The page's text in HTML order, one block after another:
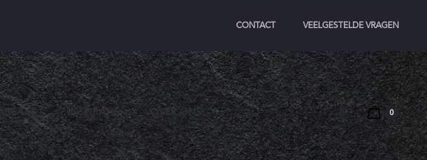
CONTACT VEELGESTELDE VRAGEN
INSPIRATIE OVER ONS SearchAccount 0